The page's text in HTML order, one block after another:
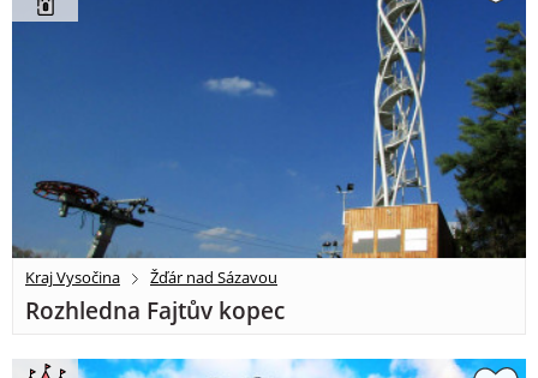
Kraj Vysočina Žďár nad Sázavou
Rozhledna Fajtův kopec